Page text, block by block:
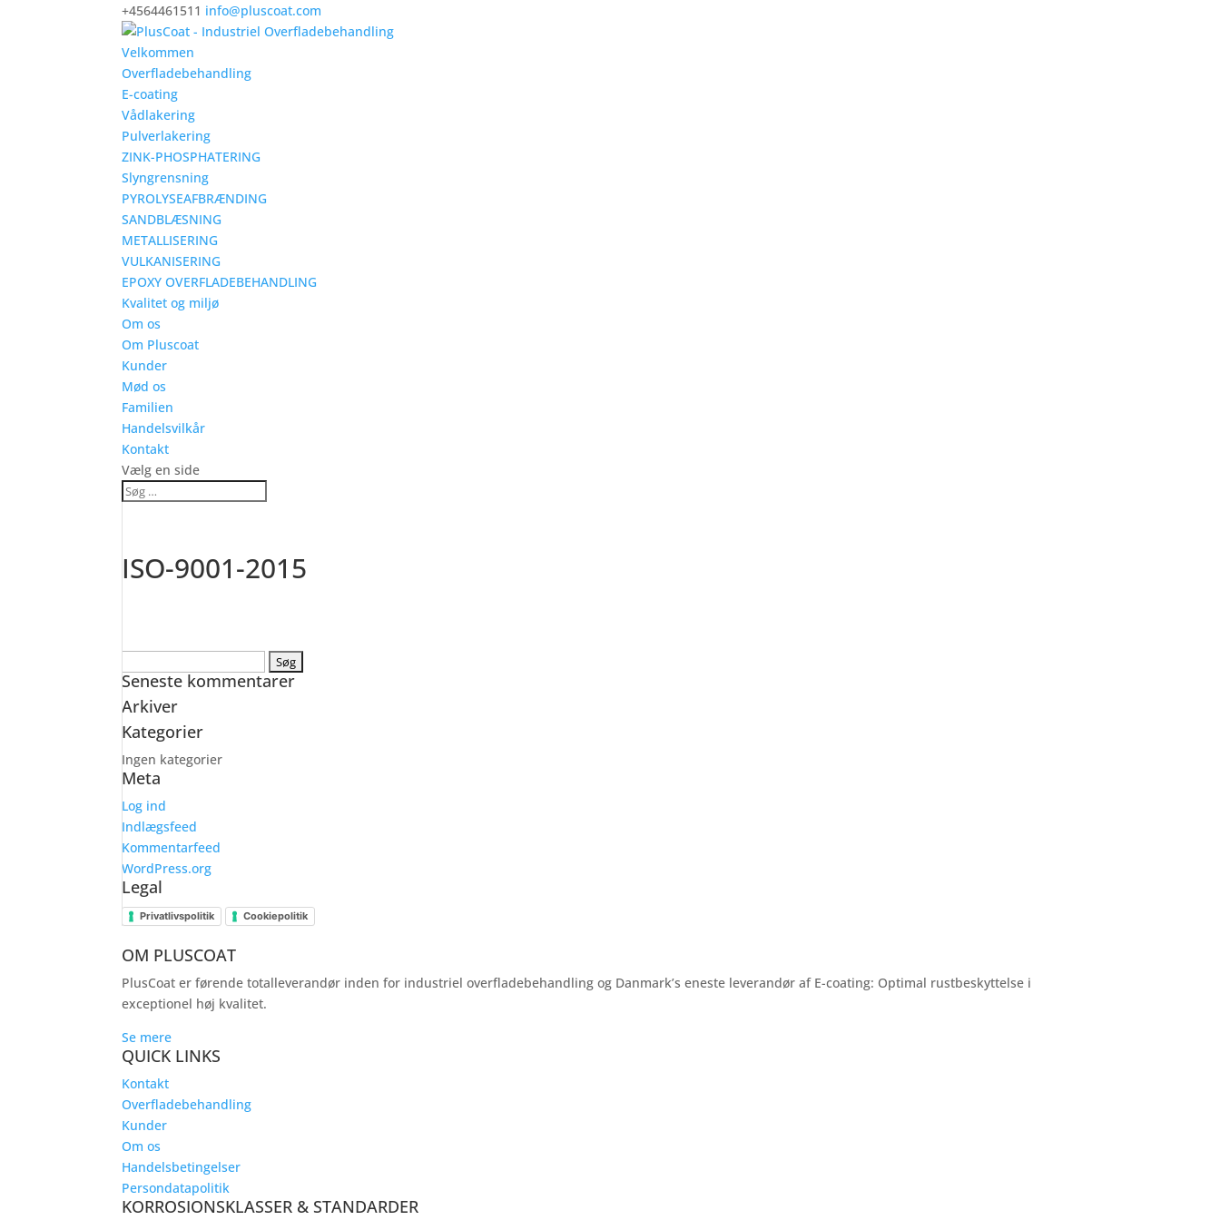
+4564461511 info@pluscoat.com
Velkommen
Overfladebehandling
E-coating
Vådlakering
Pulverlakering
ZINK-PHOSPHATERING
Slyngrensning
PYROLYSEAFBRÆNDING
SANDBLÆSNING
METALLISERING
VULKANISERING
EPOXY OVERFLADEBEHANDLING
Kvalitet og miljø
Om os
Om Pluscoat
Kunder
Mød os
Familien
Handelsvilkår
Kontakt
Vælg en side
ISO-9001-2015
efter:
Seneste kommentarer
Arkiver
Kategorier
Ingen kategorier
Meta
Log ind
Indlægsfeed
Kommentarfeed
WordPress.org
Legal
Privatlivspolitik Cookiepolitik
OM PLUSCOAT
PlusCoat er førende totalleverandør inden for industriel overfladebehandling og Danmark’s eneste leverandør af E-coating: Optimal rustbeskyttelse i
exceptionel høj kvalitet.
Se mere
QUICK LINKS
Kontakt
Overfladebehandling
Kunder
Om os
Handelsbetingelser
Persondatapolitik
KORROSIONSKLASSER & STANDARDER